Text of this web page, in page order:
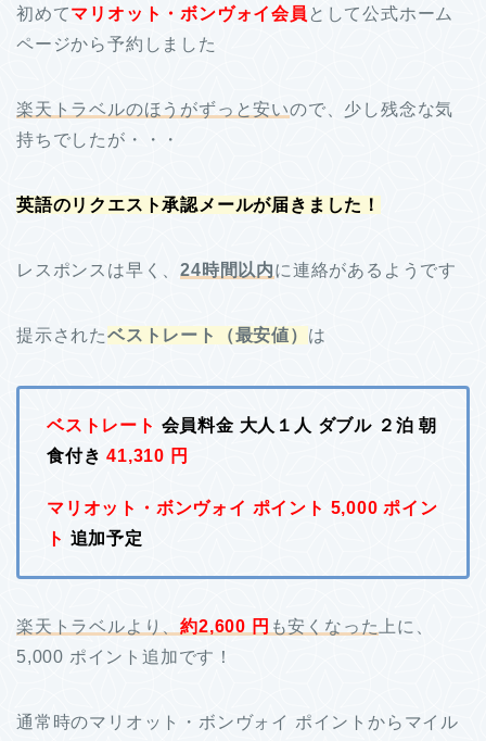
初めてマリオット・ボンヴォイ会員 として公式ホーム
ページから予約しました
楽天トラベルのほうがずっと安いので、少し残念な気
持ちでしたが・・・
英語のリクエスト承認メールが届きました！
レスポンスは早く、24時間以内に連絡があるようです
提示されたベストレート（最安値） は
ベストレート 会員料金 大人１人 ダブル ２泊 朝
食付き 41,310 円
マリオット・ボンヴォイ ポイント 5,000 ポイン
ト 追加予定
楽天トラベルより、約2,600 円 も安くなった 上に、
5,000 ポイント追加です！
通常時のマリオット・ボンヴォイ ポイントからマイル